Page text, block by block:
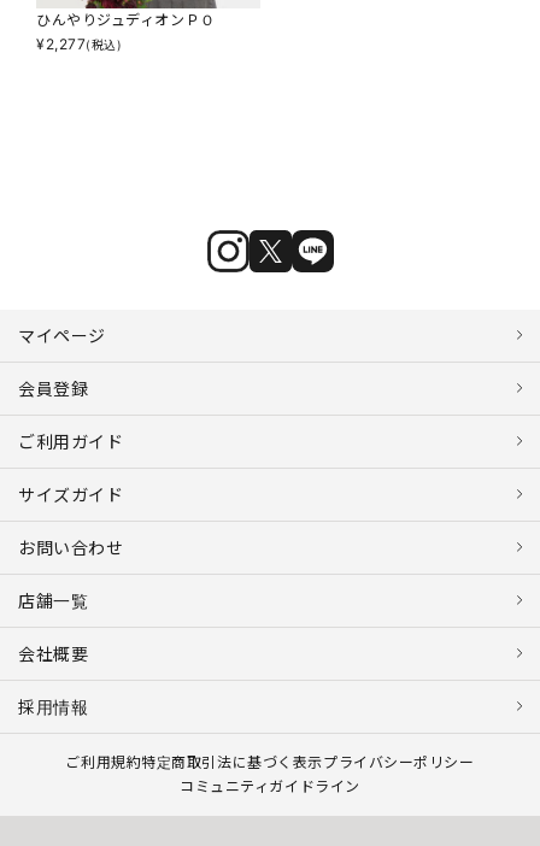
ひんやりジュディオンＰＯ
¥2,277(税込)
マイページ
会員登録
ご利用ガイド
サイズガイド
お問い合わせ
店舗一覧
会社概要
採用情報
ご利用規約特定商取引法に基づく表示プライバシーポリシー
コミュニティガイドライン